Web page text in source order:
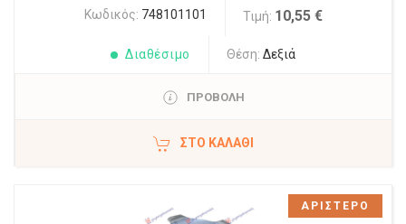
Κωδικός: 748101101 Τιμή: 10,55 €
Διαθέσιμο Θέση: Δεξιά
ΠΡΟΒΟΛΗ
ΣΤΟ ΚΑΛΆΘΙ
ΑΡΙΣΤΕΡΟ